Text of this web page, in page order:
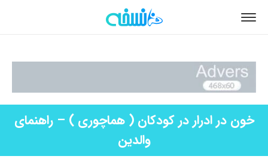
خون در ادرار در کودکان ( هماچوری ) – راهنمای
والدین